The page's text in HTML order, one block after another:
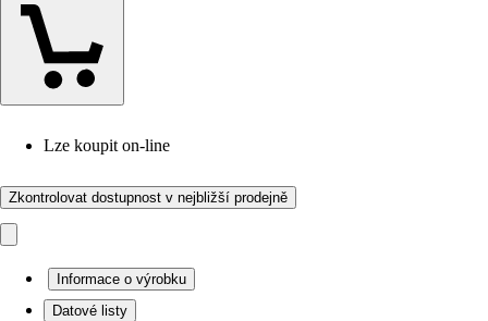
Lze koupit on-line
Zkontrolovat dostupnost v nejbližší prodejně
Informace o výrobku
Datové listy